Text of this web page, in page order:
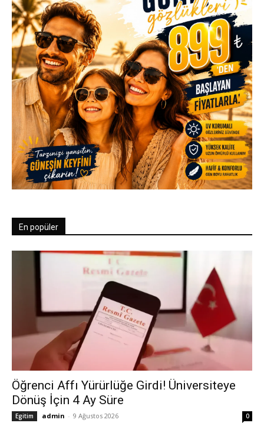
En popüler
Öğrenci Affı Yürürlüğe Girdi! Üniversiteye
Dönüş İçin 4 Ay Süre
Egitim admin - 9 Ağustos 2026 0